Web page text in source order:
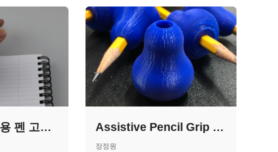
유니버셜 커프용 펜 고정 도구 Assistive Pencil Grip (연필 잡기 도구)
장정원